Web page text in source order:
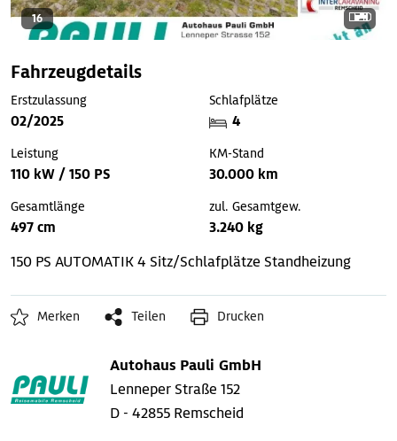
16
Fahrzeugdetails
Erstzulassung
02/2025
Schlafplätze
4
Leistung
110 kW / 150 PS
KM-Stand
30.000 km
Gesamtlänge
497 cm
zul. Gesamtgew.
3.240 kg
150 PS AUTOMATIK4 Sitz/Schlafplätze Standheizung
Merken Teilen Drucken
Autohaus Pauli GmbH
Lenneper Straße 152
D - 42855 Remscheid